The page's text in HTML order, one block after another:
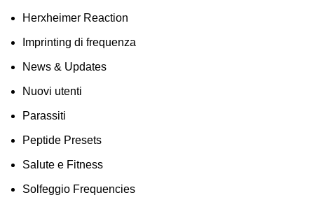
Herxheimer Reaction
Imprinting di frequenza
News & Updates
Nuovi utenti
Parassiti
Peptide Presets
Salute e Fitness
Solfeggio Frequencies